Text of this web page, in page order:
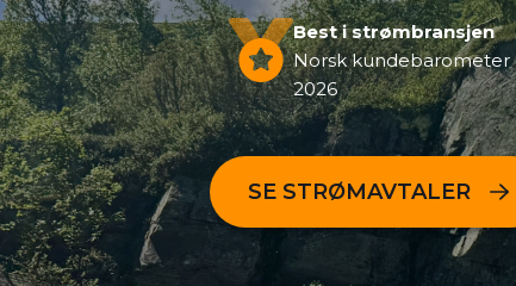
Best i strømbransjen
Norsk kundebarometer
2026
SE STRØMAVTALER